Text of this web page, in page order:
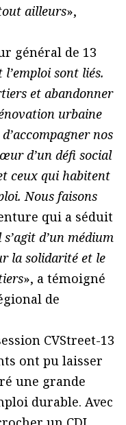
ailleurs»,
général de 13
sont liés.
et abandonner
urbaine
nos
d’un défi social
ceux qui habitent
Nous faisons
qui a séduit
d’un médium
la solidarité et le
», a témoigné
de
CVStreet-13
ont pu laisser
une grande
durable. Avec